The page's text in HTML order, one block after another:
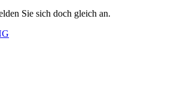
Sie sich doch gleich an.